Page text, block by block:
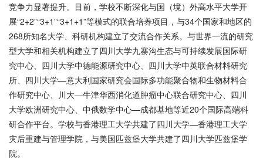
竞争力显著提升。目前，学校不断深化与国（境）外高水平大学开
展“2+2”“3+1”“3+1+1”等模式的联合培养项目，与34个国家和地区的
268所知名大学、科研机构建立了交流合作关系。与世界一流的研究
型大学和相关机构建立了四川大学九寨沟生态与可持续发展国际研
究中心、四川大学中德能源研究中心、四川大学中英联合材料研究
所、四川大学—意大利国家研究会国际多功能聚合物和生物材料合
作研究中心、川大—牛津华西消化道肿瘤中心联合研究中心、四川
大学欧洲研究中心、中俄数学中心—成都基地等近20个国际高端科
研合作平台。学校与香港理工大学共建了四川大学—香港理工大学
灾后重建与管理学院，与美国匹兹堡大学共建了四川大学匹兹堡学
院。